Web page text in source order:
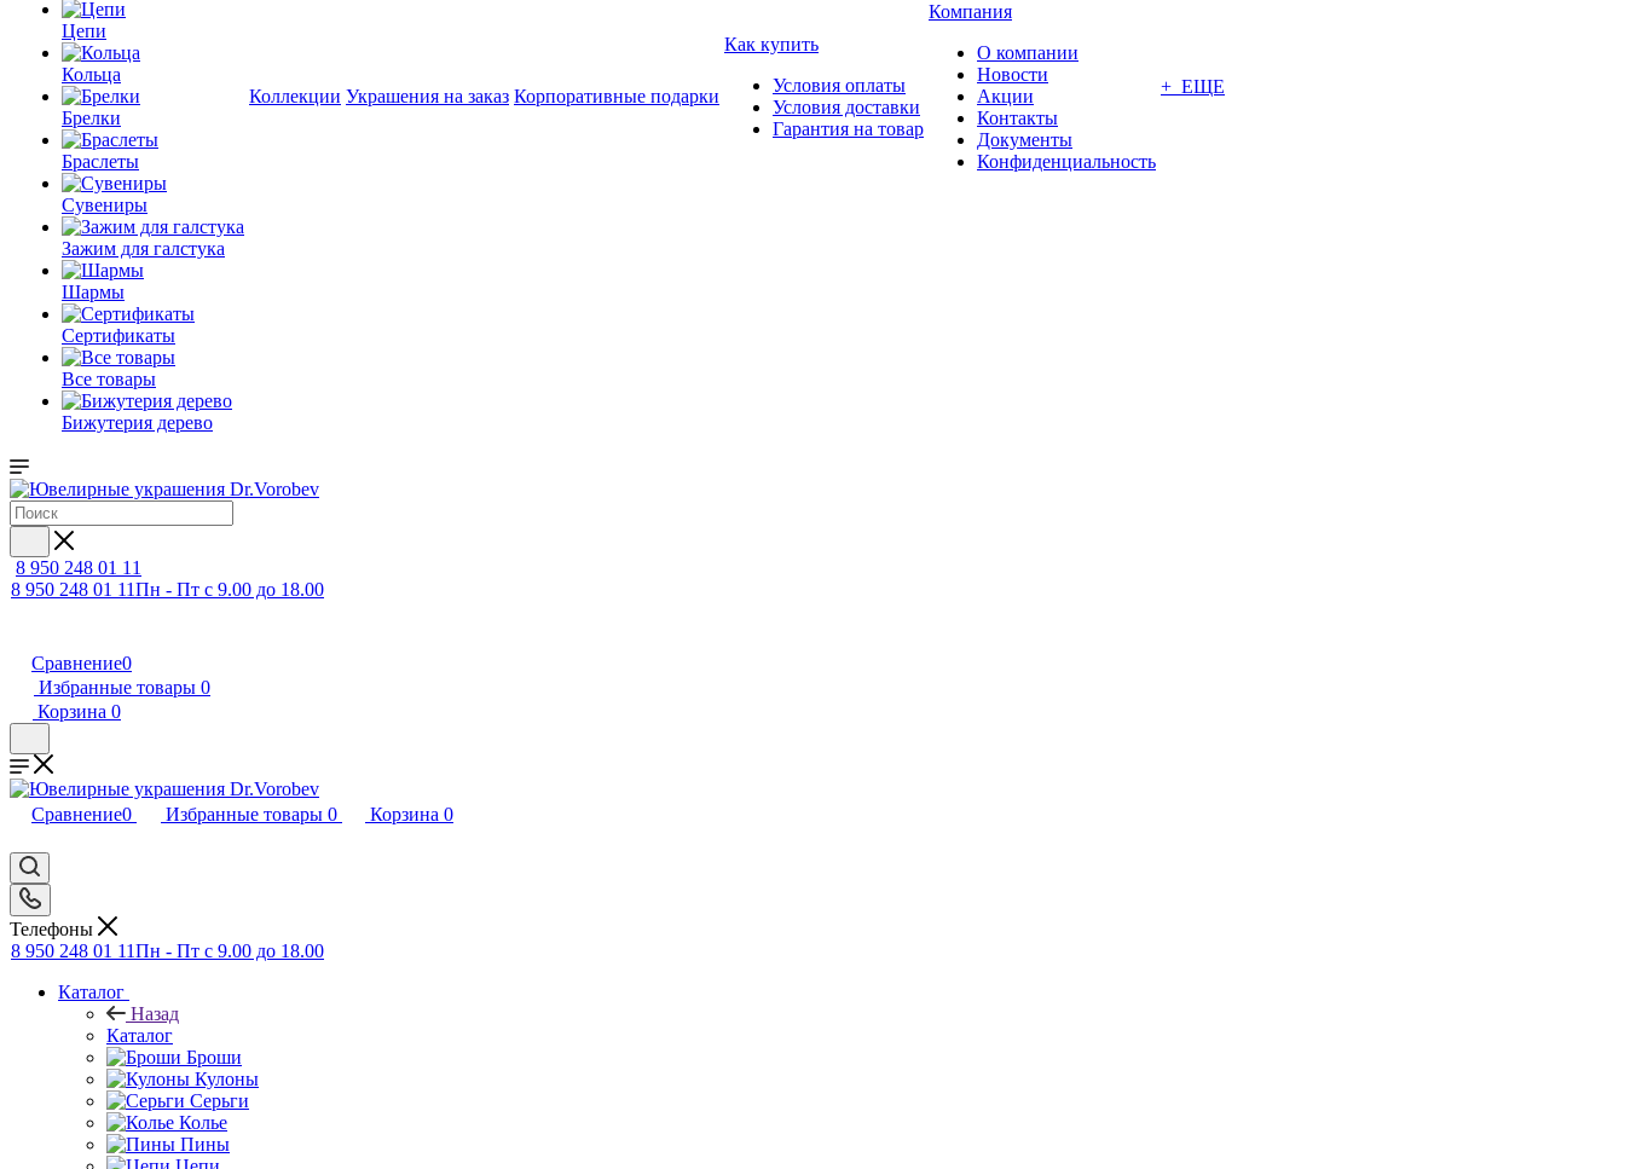
Цепи
Кольца
Брелки
Браслеты
Сувениры
Зажим для галстука
Шармы
Сертификаты
Все товары
Бижутерия дерево
Коллекции Украшения на заказ Корпоративные подарки
Как купить
Условия оплаты
Условия доставки
Гарантия на товар
Компания
О компании
Новости
Акции
Контакты
Документы
Конфиденциальность
+ ЕЩЕ
8 950 248 01 11
8 950 248 01 11Пн - Пт с 9.00 до 18.00
Сравнение0
Избранные товары 0
Корзина 0
Сравнение0 Избранные товары 0 Корзина 0
Телефоны
8 950 248 01 11Пн - Пт с 9.00 до 18.00
Каталог
Назад
Каталог
Броши
Кулоны
Серьги
Колье
Пины